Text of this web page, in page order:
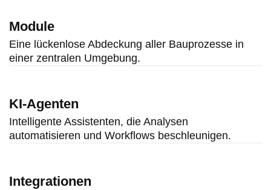
Module
Eine lückenlose Abdeckung aller Bauprozesse in
einer zentralen Umgebung.
KI-Agenten
Intelligente Assistenten, die Analysen
automatisieren und Workflows beschleunigen.
Integrationen